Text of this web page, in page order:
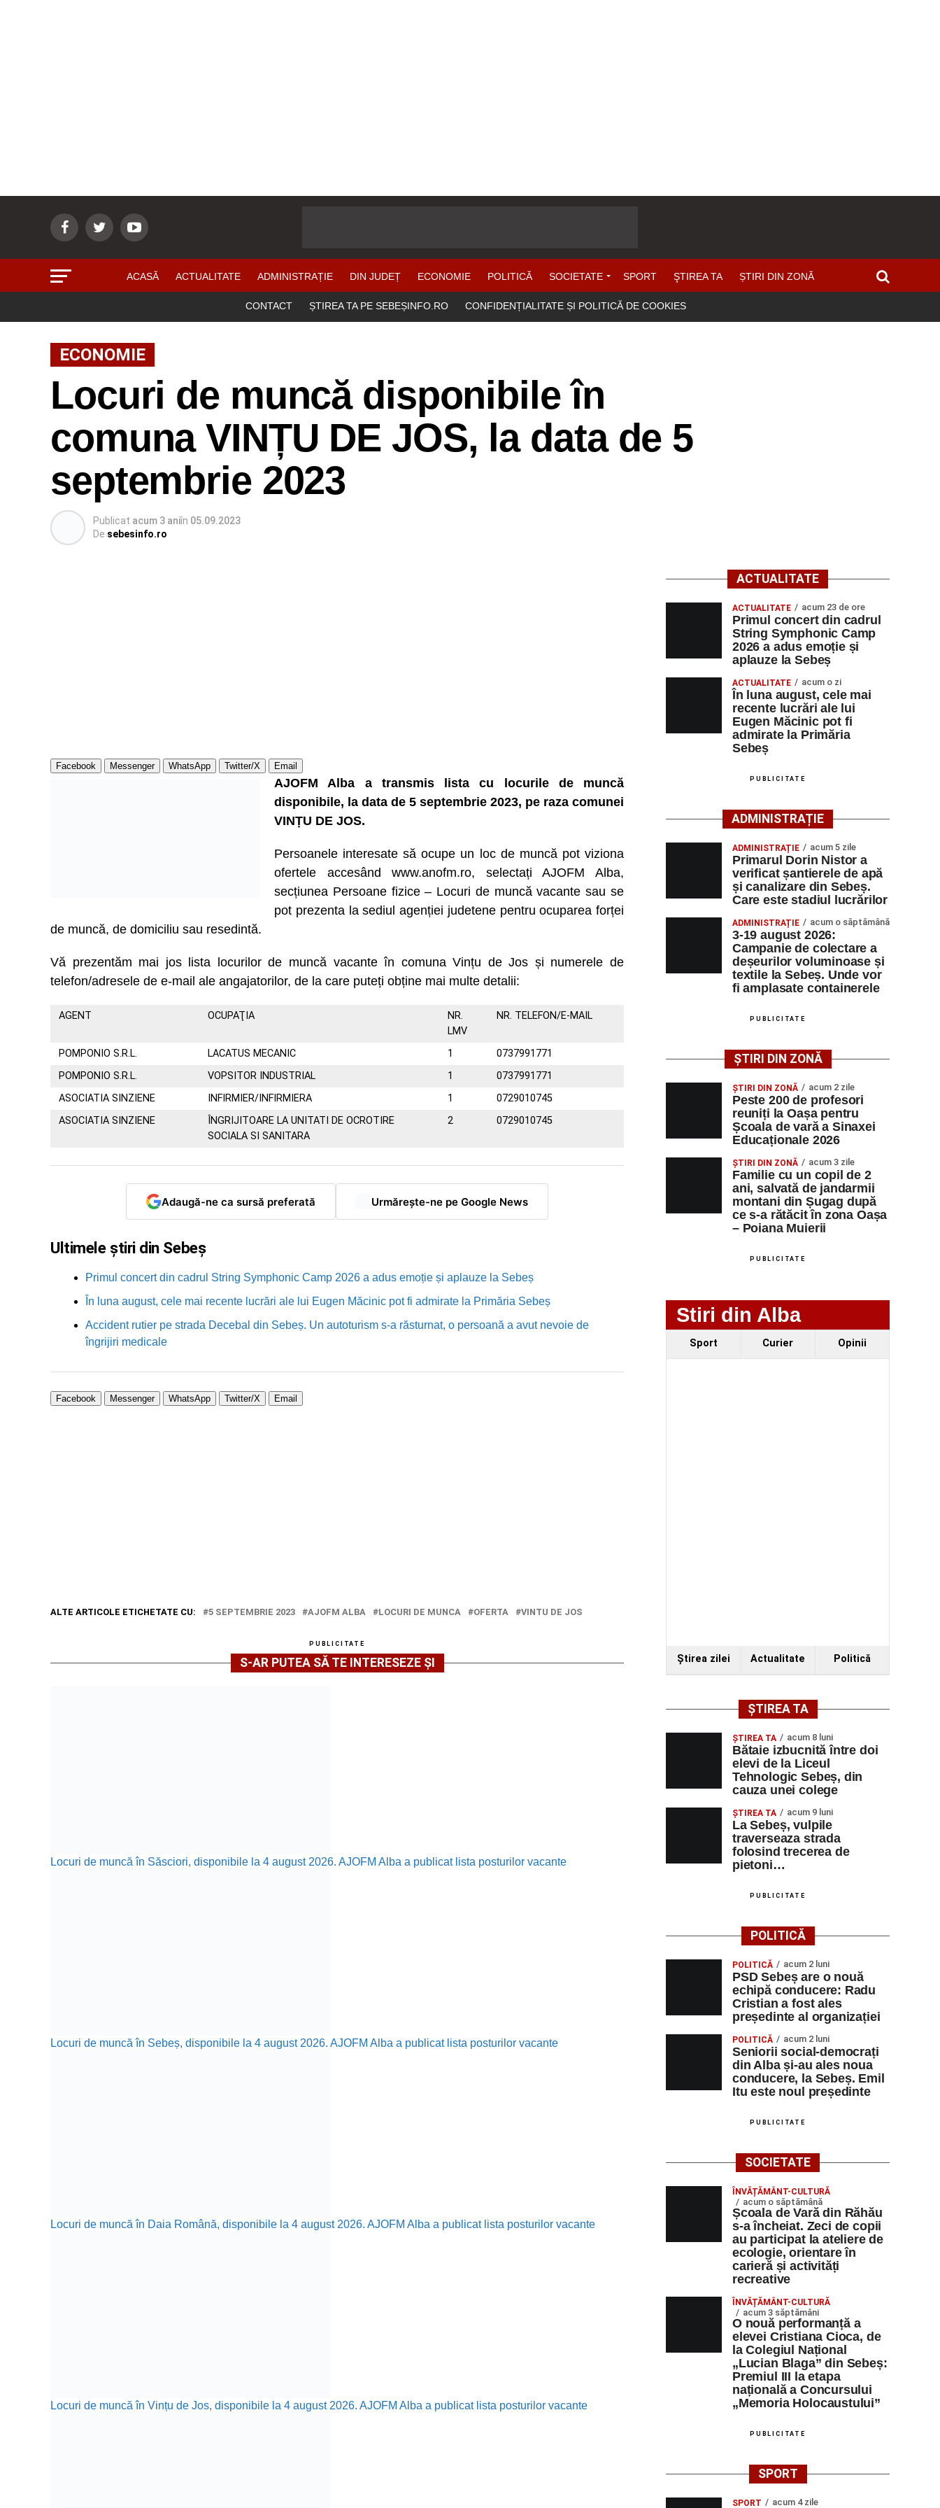
ACASĂ ACTUALITATE ADMINISTRAȚIE DIN JUDEȚ ECONOMIE POLITICĂ SOCIETATE SPORT ŞTIREA TA ȘTIRI DIN ZONĂ
CONTACT ȘTIREA TA PE SEBEȘINFO.RO CONFIDENȚIALITATE ȘI POLITICĂ DE COOKIES
ECONOMIE
Locuri de muncă disponibile în
comuna VINȚU DE JOS, la data de 5
septembrie 2023
Publicat acum 3 aniîn 05.09.2023
De sebesinfo.ro
Facebook Messenger WhatsApp Twitter/X Email
AJOFM Alba a transmis lista cu locurile de muncă
disponibile, la data de 5 septembrie 2023, pe raza comunei
VINȚU DE JOS.
Persoanele interesate să ocupe un loc de muncă pot viziona
ofertele accesând www.anofm.ro, selectați AJOFM Alba,
secțiunea Persoane fizice – Locuri de muncă vacante sau se
pot prezenta la sediul agenției judetene pentru ocuparea forței
de muncă, de domiciliu sau resedintă.
Vă prezentăm mai jos lista locurilor de muncă vacante în comuna Vințu de Jos și numerele de
telefon/adresele de e-mail ale angajatorilor, de la care puteți obține mai multe detalii:
AGENT OCUPAŢIA
NR.
LMV
NR. TELEFON/E-MAIL
POMPONIO S.R.L. LACATUS MECANIC 1
0737991771
POMPONIO S.R.L.
VOPSITOR INDUSTRIAL 1
0737991771
ASOCIATIA SINZIENE
INFIRMIER/INFIRMIERA 1
0729010745
ASOCIATIA SINZIENE
ÎNGRIJITOARE LA UNITATI DE OCROTIRE
SOCIALA SI SANITARA
2 0729010745
Adaugă-ne ca sursă preferată Urmărește-ne pe Google News
Ultimele știri din Sebeș
Primul concert din cadrul String Symphonic Camp 2026 a adus emoție și aplauze la Sebeș
În luna august, cele mai recente lucrări ale lui Eugen Măcinic pot fi admirate la Primăria Sebeș
Accident rutier pe strada Decebal din Sebeș. Un autoturism s-a răsturnat, o persoană a avut nevoie de
îngrijiri medicale
Facebook Messenger WhatsApp Twitter/X Email
ALTE ARTICOLE ETICHETATE CU: 5 SEPTEMBRIE 2023 AJOFM ALBA LOCURI DE MUNCA OFERTA VINTU DE JOS
PUBLICITATE
S-AR PUTEA SĂ TE INTERESEZE ȘI
Locuri de muncă în Săsciori, disponibile la 4 august 2026. AJOFM Alba a publicat lista posturilor vacante
Locuri de muncă în Sebeș, disponibile la 4 august 2026. AJOFM Alba a publicat lista posturilor vacante
Locuri de muncă în Daia Română, disponibile la 4 august 2026. AJOFM Alba a publicat lista posturilor vacante
Locuri de muncă în Vințu de Jos, disponibile la 4 august 2026. AJOFM Alba a publicat lista posturilor vacante
ACTUALITATE
ACTUALITATE acum 23 de ore
Primul concert din cadrul
String Symphonic Camp
2026 a adus emoție și
aplauze la Sebeș
ACTUALITATE acum o zi
În luna august, cele mai
recente lucrări ale lui
Eugen Măcinic pot fi
admirate la Primăria
Sebeș
PUBLICITATE
ADMINISTRAȚIE
ADMINISTRAȚIE acum 5 zile
Primarul Dorin Nistor a
verificat șantierele de apă
și canalizare din Sebeș.
Care este stadiul lucrărilor
ADMINISTRAȚIE acum o săptămână
3-19 august 2026:
Campanie de colectare a
deșeurilor voluminoase și
textile la Sebeș. Unde vor
fi amplasate containerele
PUBLICITATE
ȘTIRI DIN ZONĂ
ȘTIRI DIN ZONĂ acum 2 zile
Peste 200 de profesori
reuniți la Oașa pentru
Școala de vară a Sinaxei
Educaționale 2026
ȘTIRI DIN ZONĂ acum 3 zile
Familie cu un copil de 2
ani, salvată de jandarmii
montani din Șugag după
ce s-a rătăcit în zona Oașa
– Poiana Muierii
PUBLICITATE
Stiri din Alba
Sport Curier Opinii
Ştirea zilei Actualitate Politică
ȘTIREA TA
ŞTIREA TA acum 8 luni
Bătaie izbucnită între doi
elevi de la Liceul
Tehnologic Sebeș, din
cauza unei colege
ŞTIREA TA acum 9 luni
La Sebeș, vulpile
traverseaza strada
folosind trecerea de
pietoni…
PUBLICITATE
POLITICĂ
POLITICĂ acum 2 luni
PSD Sebeș are o nouă
echipă conducere: Radu
Cristian a fost ales
președinte al organizației
POLITICĂ acum 2 luni
Seniorii social-democrați
din Alba și-au ales noua
conducere, la Sebeș. Emil
Itu este noul președinte
PUBLICITATE
SOCIETATE
ÎNVĂȚĂMÂNT-CULTURĂ
acum o săptămână
Școala de Vară din Răhău
s-a încheiat. Zeci de copii
au participat la ateliere de
ecologie, orientare în
carieră și activități
recreative
ÎNVĂȚĂMÂNT-CULTURĂ
acum 3 săptămâni
O nouă performanță a
elevei Cristiana Cioca, de
la Colegiul Național
„Lucian Blaga” din Sebeș:
Premiul III la etapa
națională a Concursului
„Memoria Holocaustului”
PUBLICITATE
SPORT
SPORT acum 4 zile